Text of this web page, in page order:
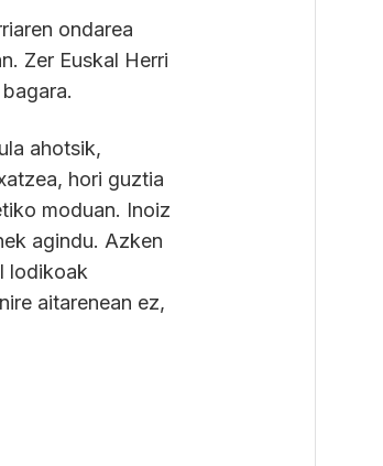
ondarea
Zer Euskal Herri
ahotsik,
hori guztia
moduan. Inoiz
agindu. Azken
lodikoak
aitarenean ez,